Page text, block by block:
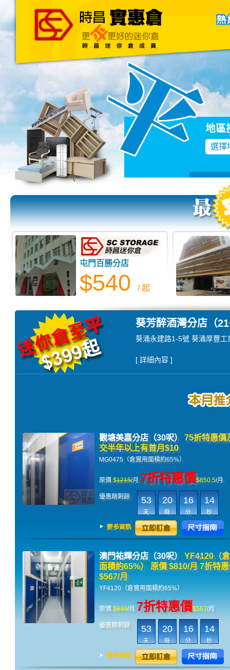
主頁 關於我們 聯絡我們
地區
選擇
屯門百勝分店
$540 / 起
葵芳醉酒灣分店（
葵涌永建路1-5號 葵涌厚豐工
[ 詳細內容 ]
觀塘美嘉分店（30呎）75折特惠價
交半年以上有首月$10
MG0475（倉實用面積約65%）
原價$1215/月7折特惠價$850.5/月
優惠期剩餘 53
天
20
時
16
分
14
秒
澳門祐輝分店（30呎）YF4120（
面積約65%） 原價 $810/月 7折特
$567/月
YF4120（倉實用面積約65%）
原價$810/月 7折特惠價$567/月
優惠期剩餘 53
天
20
時
16
分
14
秒